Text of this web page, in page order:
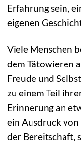
Erfahrung sein,
eigenen
Viele Menschen
dem Tätowieren
Freude und
zu einem Teil
Erinnerung an
ein Ausdruck
der Bereitschaft,